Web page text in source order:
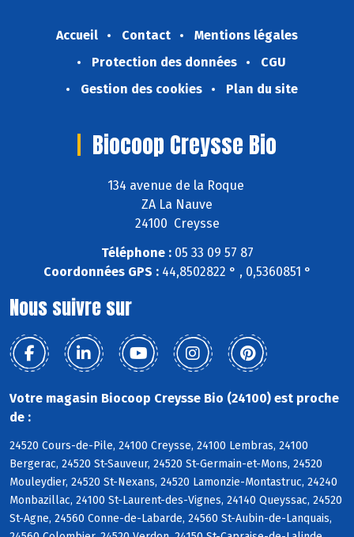
Accueil Contact
Mentions légales
Protection des données
CGU
Gestion des cookies
Plan du site
Biocoop Creysse Bio
134 avenue de la Roque
ZA La Nauve
24100 Creysse
Téléphone :05 33 09 57 87
Coordonnées GPS :44,8502822 ° , 0,5360851 °
Nous suivre sur
Votre magasin Biocoop Creysse Bio (24100) est proche
de :
24520 Cours-de-Pile, 24100 Creysse, 24100 Lembras, 24100
Bergerac, 24520 St-Sauveur, 24520 St-Germain-et-Mons, 24520
Mouleydier, 24520 St-Nexans, 24520 Lamonzie-Montastruc, 24240
Monbazillac, 24100 St-Laurent-des-Vignes, 24140 Queyssac, 24520
St-Agne, 24560 Conne-de-Labarde, 24560 St-Aubin-de-Lanquais,